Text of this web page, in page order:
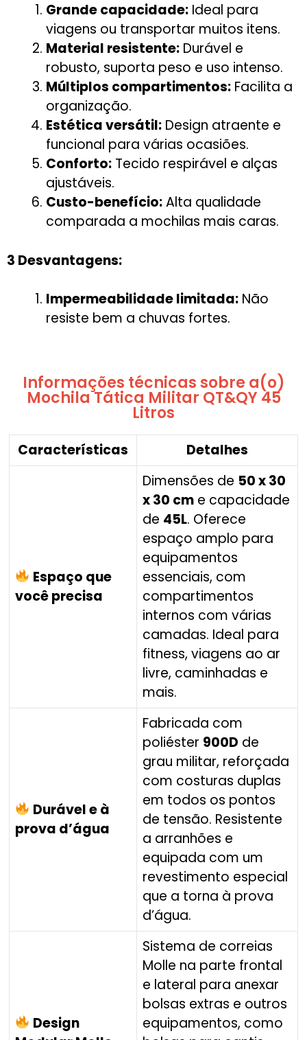
Grande capacidade: Ideal para
viagens ou transportar muitos itens.
Material resistente: Durável e
robusto, suporta peso e uso intenso.
Múltiplos compartimentos: Facilita a
organização.
Estética versátil: Design atraente e
funcional para várias ocasiões.
Conforto: Tecido respirável e alças
ajustáveis.
Custo-benefício:Alta qualidade
comparada a mochilas mais caras.
3 Desvantagens:
Impermeabilidade limitada: Não
resiste bem a chuvas fortes.
Informações técnicas sobre a(o)
Mochila Tática Militar QT&QY 45
Litros
Características Detalhes
Espaço que
você precisa
Dimensões de 50 x 30
x 30 cm e capacidade
de 45L. Oferece
espaço amplo para
equipamentos
essenciais, com
compartimentos
internos com várias
camadas. Ideal para
fitness, viagens ao ar
livre, caminhadas e
mais.
Durável e à
prova d’água
Fabricada com
poliéster 900D de
grau militar, reforçada
com costuras duplas
em todos os pontos
de tensão. Resistente
a arranhões e
equipada com um
revestimento especial
que a torna à prova
d’água.
Design
Sistema de correias
Molle na parte frontal
e lateral para anexar
bolsas extras e outros
equipamentos, como